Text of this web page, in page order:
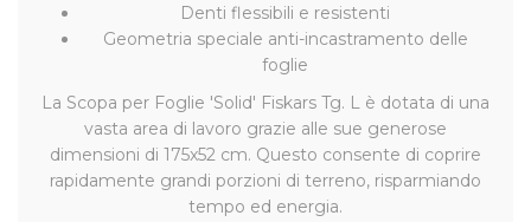
Denti flessibili e resistenti
Geometria speciale anti-incastramento delle
foglie
La Scopa per Foglie 'Solid' Fiskars Tg. L è dotata di una
vasta area di lavoro grazie alle sue generose
dimensioni di 175x52 cm. Questo consente di coprire
rapidamente grandi porzioni di terreno, risparmiando
tempo ed energia.